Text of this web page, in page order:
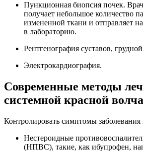
Пункционная биопсия почек.
получает небольшое количество
измененной ткани и отправляет
в лабораторию.
Рентгенография суставов,
Электрокардиография.
Современные методы
системной красной
Контролировать симптомы
Нестероидные
(НПВС), такие, как ибупрофен,